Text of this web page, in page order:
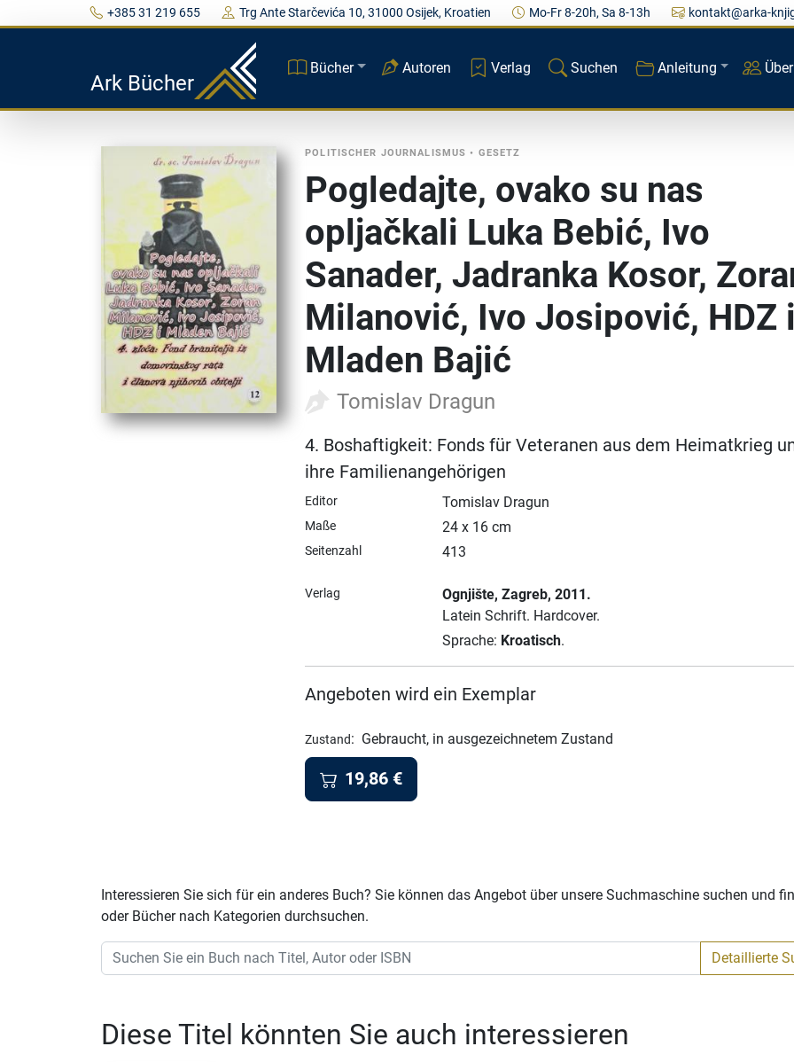
+385 31 219 655 Trg Ante Starčevića 10, 31000 Osijek, Kroatien Mo-Fr 8-20h, Sa 8-13h kontakt@arka-
Ark Bücher
Bücher Autoren Verlag Suchen Anleitung
POLITISCHER JOURNALISMUS • GESETZ
Pogledajte, ovako su nas
opljačkali Luka Bebić, Ivo
Sanader, Jadranka Kosor,
Milanović, Ivo Josipović, HDZ i
Mladen Bajić
Tomislav Dragun
4. Boshaftigkeit: Fonds für Veteranen aus dem Heimatkrieg
ihre Familienangehörigen
Editor Tomislav Dragun
Maße 24 x 16 cm
Seitenzahl 413
Verlag Ognjište, Zagreb, 2011.
Latein Schrift. Hardcover.
Sprache: Kroatisch.
Angeboten wird ein Exemplar
Zustand: Gebraucht, in ausgezeichnetem Zustand
19,86 €
Interessieren Sie sich für ein anderes Buch? Sie können das Angebot über unsere Suchmaschine suchen und
oder Bücher nach Kategorien durchsuchen.
Detaillierte
Diese Titel könnten Sie auch interessieren